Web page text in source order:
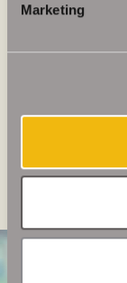
Marketing
Energieausweis
Energieausweis
Heizung